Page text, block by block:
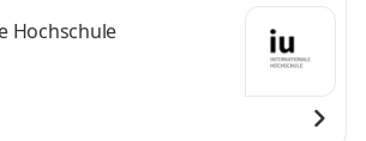
Hochschule